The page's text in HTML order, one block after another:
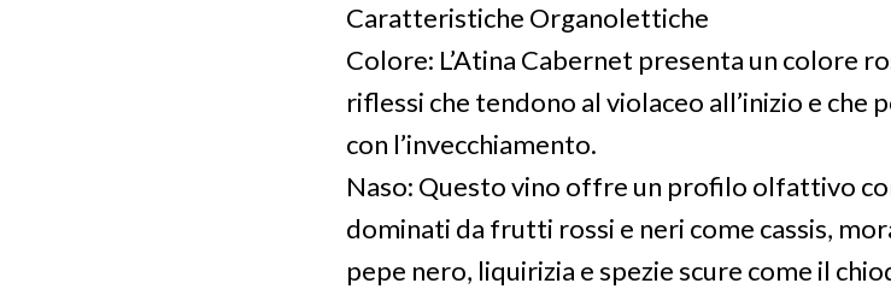
Caratteristiche Organolettiche
Colore: L’Atina Cabernet presenta un colore
riflessi che tendono al violaceo all’inizio e che
con l’invecchiamento.
Naso: Questo vino offre un profilo olfattivo
dominati da frutti rossi e neri come cassis,
pepe nero, liquirizia e spezie scure come il